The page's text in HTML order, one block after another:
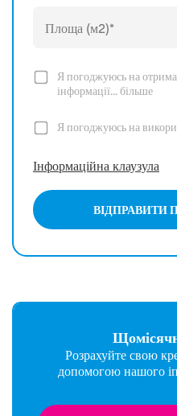
Я погоджуюсь на
інформації...більше
Я погоджуюсь на
Інформаційна клаузула
ВІДПРАВИТИ
Розрахуйте свою
допомогою нашого